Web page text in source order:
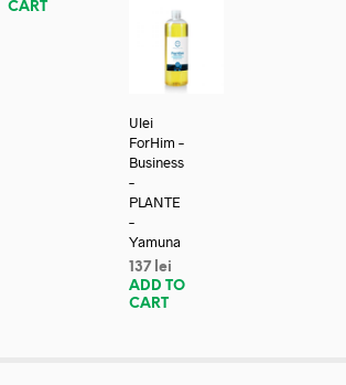
CART
Ulei
ForHim –
Business
–
PLANTE
–
Yamuna
137 lei
ADD TO
CART